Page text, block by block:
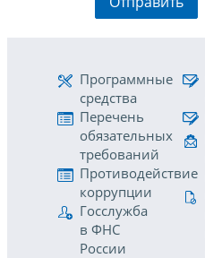
Программные
средства
Перечень
обязательных
требований
Противодействие
коррупции
Госслужба
в ФНС
России